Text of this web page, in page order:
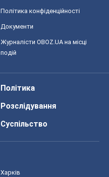
Політика конфіденційності
Документи
Журналісти OBOZ.UA на місці
подій
Політика
Розслідування
Суспільство
Харків